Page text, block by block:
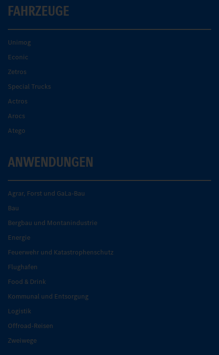
FAHRZEUGE
Unimog
Econic
Zetros
Special Trucks
Actros
Arocs
Atego
ANWENDUNGEN
Agrar, Forst und GaLa-Bau
Bau
Bergbau und Montanindustrie
Energie
Feuerwehr und Katastrophenschutz
Flughafen
Food & Drink
Kommunal und Entsorgung
Logistik
Offroad-Reisen
Zweiwege